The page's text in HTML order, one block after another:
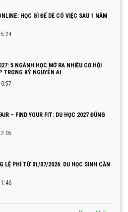
HỌC GÌ ĐỂ DỄ CÓ VIỆC SAU 1 NĂM
5 NGÀNH HỌC MỞ RA NHIỀU CƠ HỘI
TRONG KỶ NGUYÊN AI
– FIND YOUR FIT: DU HỌC 2027 ĐÚNG
LỆ PHÍ TỪ 01/07/2026: DU HỌC SINH CẦN